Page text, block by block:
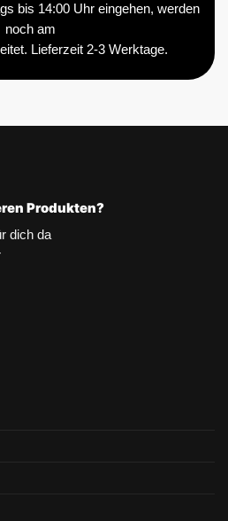
bis 14:00 Uhr eingehen, werden
noch am
Lieferzeit 2-3 Werktage.
Produkten?
dich da